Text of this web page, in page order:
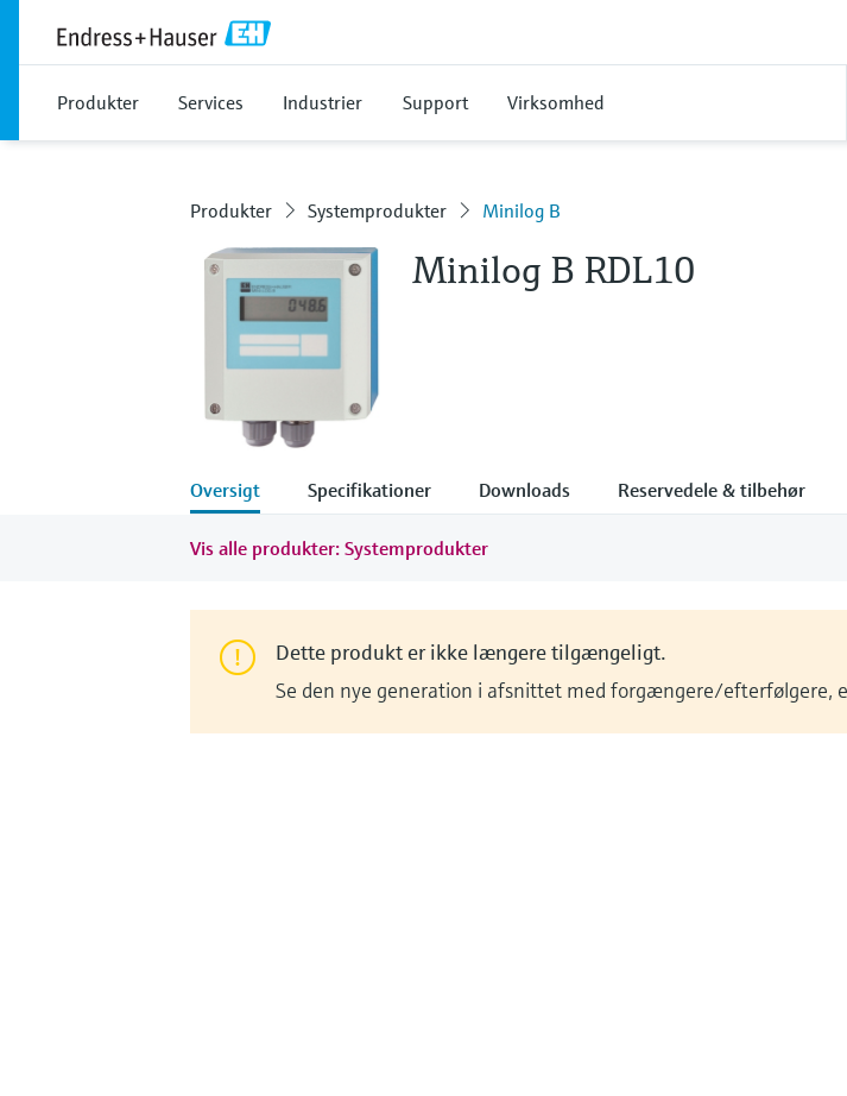
Produkter Services Industrier Support Virksomhed
Produkter Systemprodukter Minilog B
Minilog B RDL10
Oversigt Specifikationer Downloads Reservedele & tilbehør
Vis alle produkter: Systemprodukter
Dette produkt er ikke længere tilgængeligt.
Se den nye generation i afsnittet med forgængere/efterfølgere,